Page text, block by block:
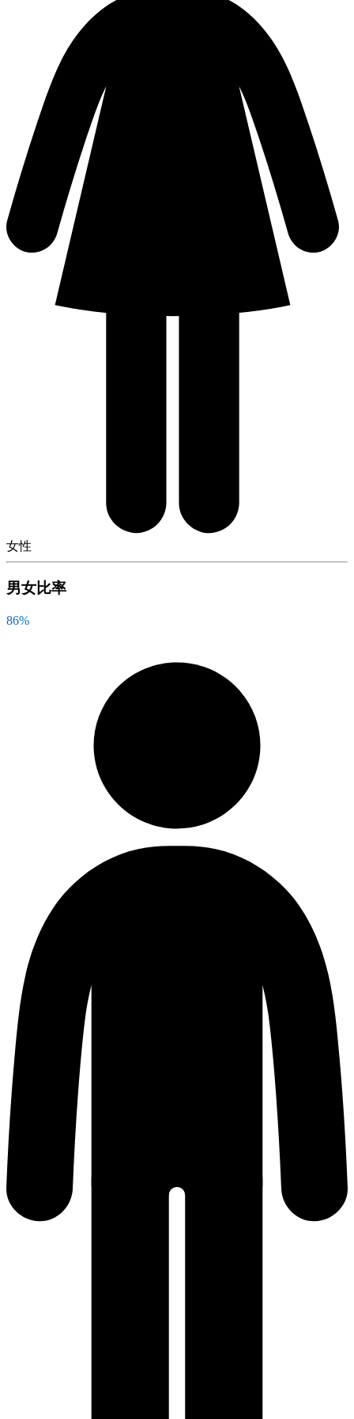
女性
男女比率
86%